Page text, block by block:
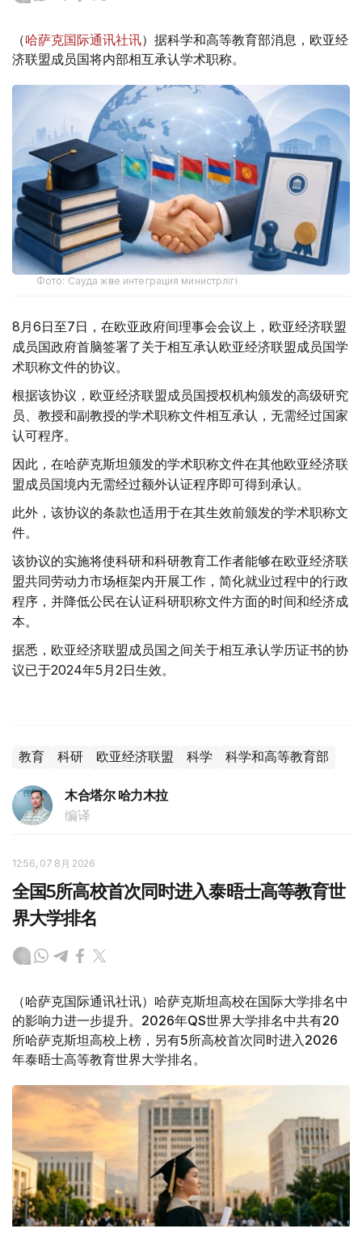
（哈萨克国际通讯社讯）据科学和高等教育部消息，欧亚经
济联盟成员国将内部相互承认学术职称。
Фото: Сауда және интеграция министрлігі
8月6日至7日，在欧亚政府间理事会会议上，欧亚经济联盟
成员国政府首脑签署了关于相互承认欧亚经济联盟成员国学
术职称文件的协议。
根据该协议，欧亚经济联盟成员国授权机构颁发的高级研究
员、教授和副教授的学术职称文件相互承认，无需经过国家
认可程序。
因此，在哈萨克斯坦颁发的学术职称文件在其他欧亚经济联
盟成员国境内无需经过额外认证程序即可得到承认。
此外，该协议的条款也适用于在其生效前颁发的学术职称文
件。
该协议的实施将使科研和科研教育工作者能够在欧亚经济联
盟共同劳动力市场框架内开展工作，简化就业过程中的行政
程序，并降低公民在认证科研职称文件方面的时间和经济成
本。
据悉，欧亚经济联盟成员国之间关于相互承认学历证书的协
议已于2024年5月2日生效。
教育 科研 欧亚经济联盟 科学 科学和高等教育部
木合塔尔 哈力木拉
编译
12:56, 07 8月 2026
全国5所高校首次同时进入泰晤士高等教育世
界大学排名
（哈萨克国际通讯社讯）哈萨克斯坦高校在国际大学排名中
的影响力进一步提升。2026年QS世界大学排名中共有20
所哈萨克斯坦高校上榜，另有5所高校首次同时进入2026
年泰晤士高等教育世界大学排名。